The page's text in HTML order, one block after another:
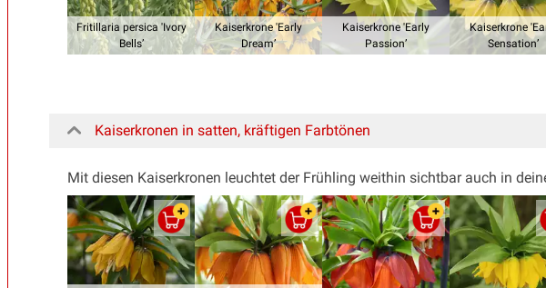
Fritillaria persica 'Ivory
Bells’
Kaiserkrone 'Early
Dream’
Kaiserkrone 'Early
Passion’
Kaiserkrone
Sensation’
Kaiserkronen in satten, kräftigen Farbtönen
Mit diesen Kaiserkronen leuchtet der Frühling weithin sichtbar auch in